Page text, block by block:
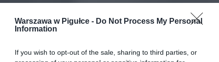
Warszawa w Pigułce - Do Not Process My Personal
Information
If you wish to opt-out of the sale, sharing to third parties, or